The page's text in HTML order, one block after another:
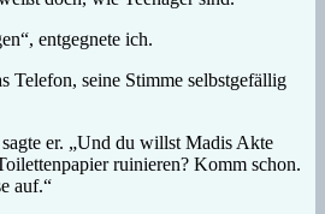
entgegnete ich.
Telefon, seine Stimme selbstgefällig
er. „Und du willst Madis Akte
ruinieren? Komm schon.
auf.“